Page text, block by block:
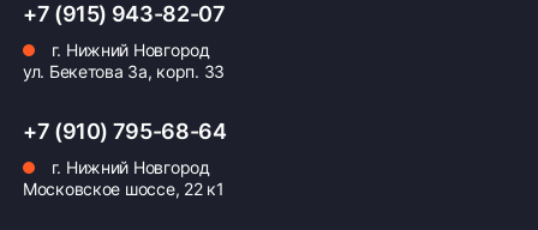
также доступно оформление кредита и
формирование счёта для Юр.Лица
ПОДРОБНЕЕ ОБ ОПЛАТЕ
+7 (915) 943-82-07
г. Нижний Новгород
ул. Бекетова 3а, корп. 33
+7 (910) 795-68-64
г. Нижний Новгород
Московское шоссе, 22 к1